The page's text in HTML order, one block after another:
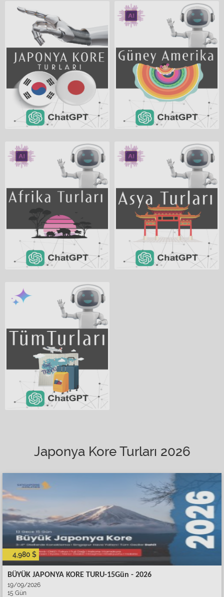
Japonya Kore Turları 2026
4,980 $
BÜYÜK JAPONYA KORE TURU-15Gün - 2026
19/09/2026
15 Gün